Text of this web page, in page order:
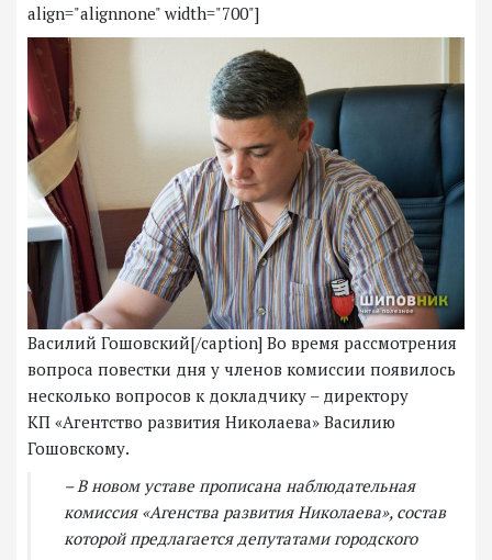
align="alignnone" width="700"]
Василий Гошовский[/caption] Во время рассмотрения
вопроса повестки дня у членов комиссии появилось
несколько вопросов к докладчику – директору
КП «Агентство развития Николаева» Василию
Гошовскому.
– В новом уставе прописана наблюдательная
комиссия «Агенства развития Николаева», состав
которой предлагается депутатами городского